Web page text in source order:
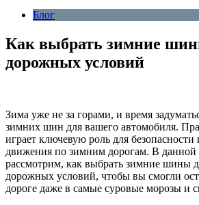
Блог
Как выбрать зимние
дорожных условий
Зима уже не за горами, и время
зимних шин для вашего автомобиля.
играет ключевую роль для
движения по зимним дорогам. В данной
рассмотрим, как выбрать зимние шины
дорожных условий, чтобы вы смогли
дороге даже в самые суровые морозы и